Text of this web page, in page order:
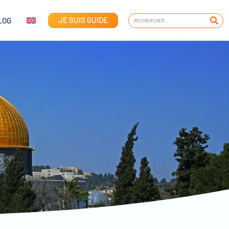
JE SUIS GUIDE